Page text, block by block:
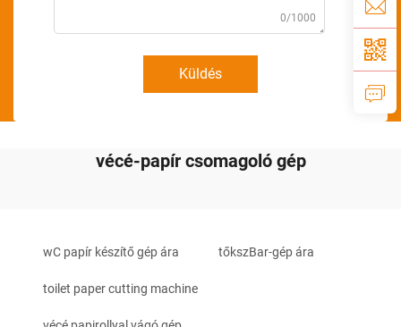
0/1000
Küldés
vécé-papír csomagoló gép
wC papír készítő gép ára tőkszBar-gép ára
toilet paper cutting machine